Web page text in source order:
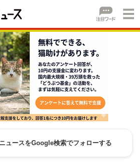
ュースをGoogle検索でフォローする